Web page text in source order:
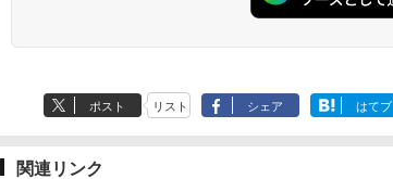
ポスト リスト シェア はてブ
関連リンク